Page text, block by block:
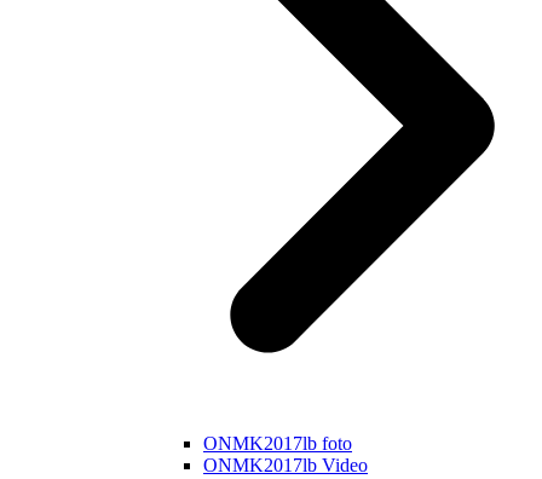
ONMK2017lb foto
ONMK2017lb Video